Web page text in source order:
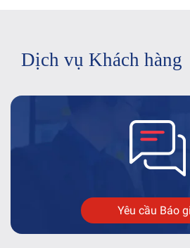
Dịch vụ Khách hàng
Yêu cầu Báo